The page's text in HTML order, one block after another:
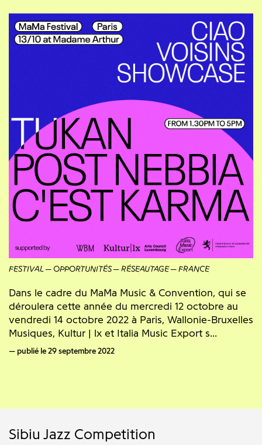
FESTIVAL OPPORTUNITÉS RÉSEAUTAGE FRANCE
Dans le cadre du MaMa Music & Convention, qui se
déroulera cette année du mercredi 12 octobre au
vendredi 14 octobre 2022 à Paris, Wallonie-Bruxelles
Musiques, Kultur | lx et Italia Music Export s...
publié le 29 septembre 2022
Sibiu Jazz Competition